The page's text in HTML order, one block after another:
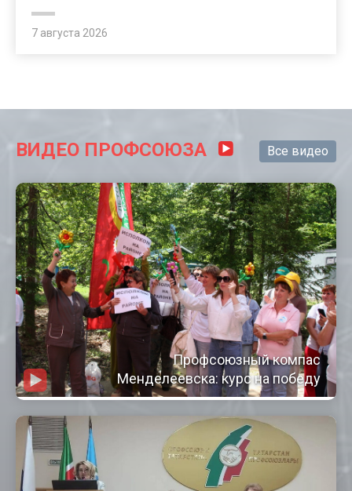
7 августа 2026
ВИДЕО ПРОФСОЮЗА Все видео
Профсоюзный компас
Менделеевска: курс на победу